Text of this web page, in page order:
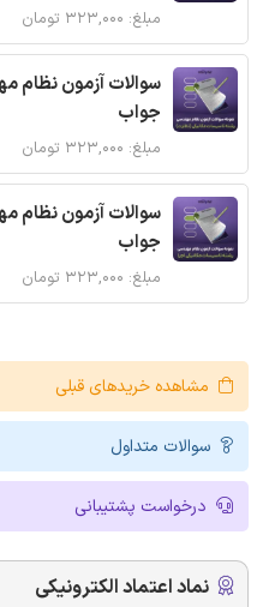
مبلغ: ۳۲۳,۰۰۰ تومان
سوالات آزمون نظام
جواب
مبلغ: ۳۲۳,۰۰۰ تومان
سوالات آزمون نظام
جواب
مبلغ: ۳۲۳,۰۰۰ تومان
مشاهده خریدهای قبلی
سوالات متداول
درخواست پشتیبانی
نماد اعتماد الکترونیکی